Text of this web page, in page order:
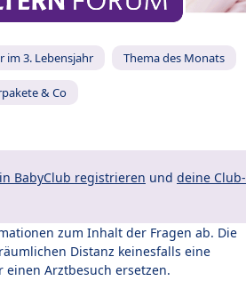
im 3. Lebensjahr Thema des Monats
& Co
BabyClub registrieren und deine Club-
zum Inhalt der Fragen ab. Die
Distanz keinesfalls eine
Arztbesuch ersetzen.